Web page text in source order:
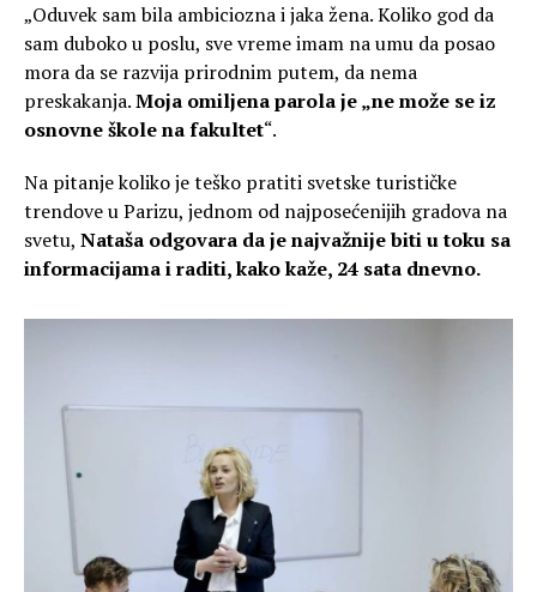
„Oduvek sam bila ambiciozna i jaka žena. Koliko god da
sam duboko u poslu, sve vreme imam na umu da posao
mora da se razvija prirodnim putem, da nema
preskakanja.Moja omiljena parola je „ne može se iz
osnovne škole na fakultet“.
Na pitanje koliko je teško pratiti svetske turističke
trendove u Parizu, jednom od najposećenijih gradova na
svetu, Nataša odgovara da je najvažnije biti u toku sa
informacijama i raditi, kako kaže, 24 sata dnevno.